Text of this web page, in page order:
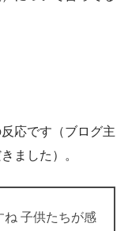
応です（ブログ主
ました）。
ね 子供たちが感